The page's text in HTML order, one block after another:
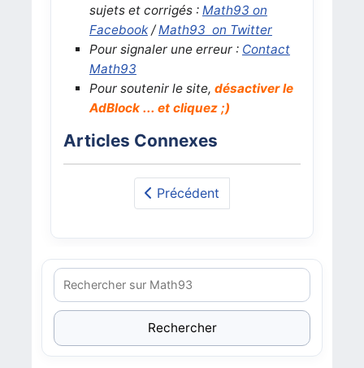
sujets et corrigés : Math93 on
Facebook/Math93 on Twitter
Pour signaler une erreur : Contact
Math93
Pour soutenir le site, désactiver le
AdBlock ... et cliquez ;)
Articles Connexes
Précédent
Rechercher